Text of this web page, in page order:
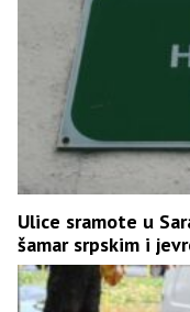
Ulice sramote u
šamar srpskim i